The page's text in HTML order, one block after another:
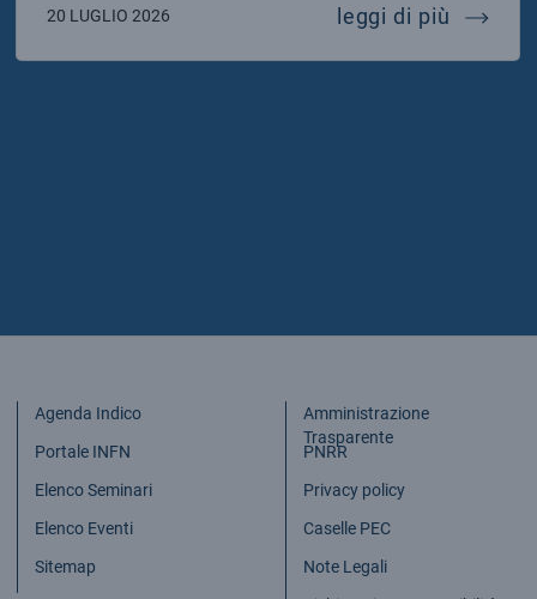
de laurentis eletta presidente della sigrav
20 LUGLIO 2026 leggi di più 70
Agenda Indico
Portale INFN
Elenco Seminari
Elenco Eventi
Sitemap
Amministrazione
Trasparente
PNRR
Privacy policy
Caselle PEC
Note Legali